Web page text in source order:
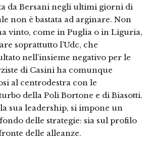
da Bersani negli ultimi giorni di
non è bastata ad arginare. Non
vinto, come in Puglia o in Liguria,
soprattutto l’Udc, che
nell’insieme negativo per le
di Casini ha comunque
al centrodestra con le
della Poli Bortone e di Biasotti.
sua leadership, si impone un
delle strategie: sia sul profilo
delle alleanze.